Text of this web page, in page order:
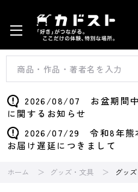
2026/08/07 お盆期間中
に関するお知らせ
2026/07/29 令和8年熊
お届け遅延につきまして
ホーム グッズ・文具 グッズ